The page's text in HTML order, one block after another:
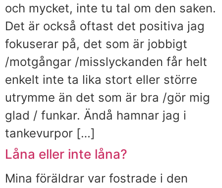
och mycket, inte tu tal om den saken.
Det är också oftast det positiva jag
fokuserar på, det som är jobbigt
/motgångar /misslyckanden får helt
enkelt inte ta lika stort eller större
utrymme än det som är bra /gör mig
glad / funkar. Ändå hamnar jag i
tankevurpor […]
Låna eller inte låna?
Mina föräldrar var fostrade i den